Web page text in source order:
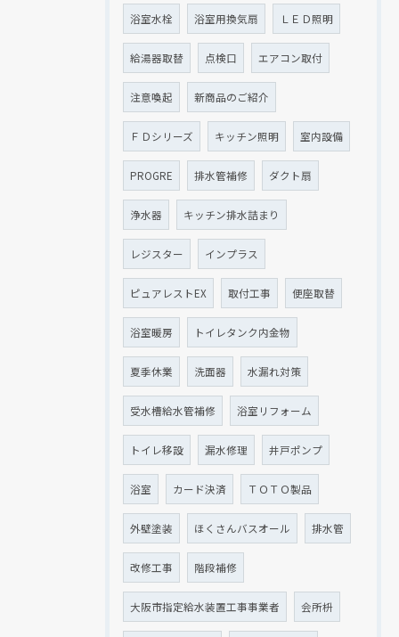
浴室水栓 浴室用換気扇 ＬＥＤ照明
給湯器取替 点検口 エアコン取付
注意喚起 新商品のご紹介
ＦＤシリーズ キッチン照明 室内設備
PROGRE 排水管補修 ダクト扇
浄水器 キッチン排水詰まり
レジスター インプラス
ピュアレストEX 取付工事 便座取替
浴室暖房 トイレタンク内金物
夏季休業 洗面器 水漏れ対策
受水槽給水管補修 浴室リフォーム
トイレ移設 漏水修理 井戸ポンプ
浴室 カード決済 ＴＯＴＯ製品
外壁塗装 ほくさんバスオール 排水管
改修工事 階段補修
大阪市指定給水装置工事事業者 会所枡